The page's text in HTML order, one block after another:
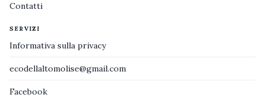
Contatti
SERVIZI
Informativa sulla privacy
ecodellaltomolise@gmail.com
Facebook